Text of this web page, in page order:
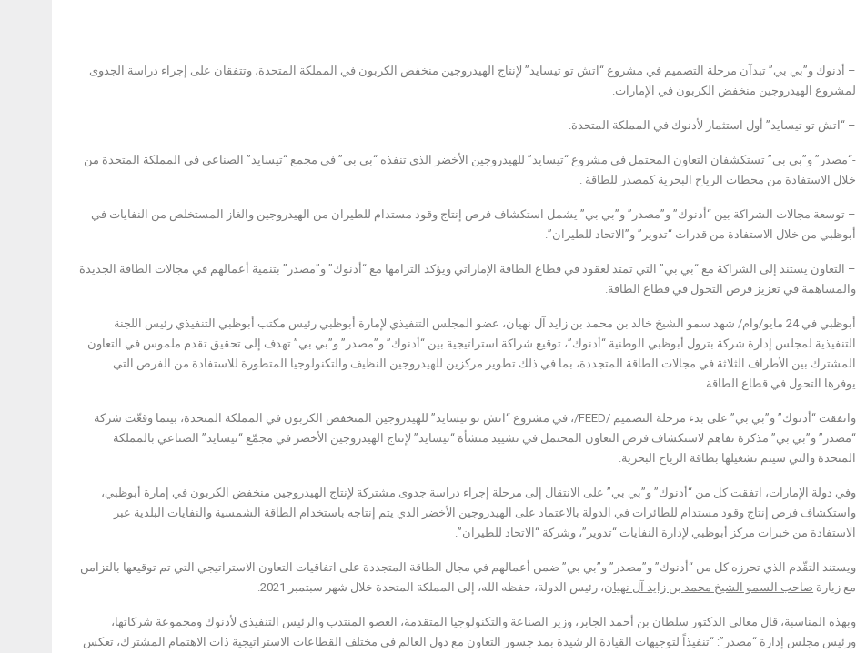
– أدنوك و”بي بي” تبدآن مرحلة التصميم في مشروع “اتش تو تيسايد” لإنتاج الهيدروجين منخفض الكربون في المملكة المتحدة، وتتفقان على إجراء دراسة الجدوى
لمشروع الهيدروجين منخفض الكربون في الإمارات.
– “اتش تو تيسايد” أول استثمار لأدنوك في المملكة المتحدة.
-“مصدر” و”بي بي” تستكشفان التعاون المحتمل في مشروع “تيسايد” للهيدروجين الأخضر الذي تنفذه “بي بي” في مجمع “تيسايد” الصناعي في المملكة المتحدة من
خلال الاستفادة من محطات الرياح البحرية كمصدر للطاقة .
– توسعة مجالات الشراكة بين “أدنوك” و”مصدر” و”بي بي” يشمل استكشاف فرص إنتاج وقود مستدام للطيران من الهيدروجين والغاز المستخلص من النفايات في
أبوظبي من خلال الاستفادة من قدرات “تدوير” و”الاتحاد للطيران”.
– التعاون يستند إلى الشراكة مع “بي بي” التي تمتد لعقود في قطاع الطاقة الإماراتي ويؤكد التزامها مع “أدنوك” و”مصدر” بتنمية أعمالهم في مجالات الطاقة الجديدة
والمساهمة في تعزيز فرص التحول في قطاع الطاقة.
أبوظبي في 24 مايو/وام/ شهد سمو الشيخ خالد بن محمد بن زايد آل نهيان، عضو المجلس التنفيذي لإمارة أبوظبي رئيس مكتب أبوظبي التنفيذي رئيس اللجنة
التنفيذية لمجلس إدارة شركة بترول أبوظبي الوطنية “أدنوك”، توقيع شراكة استراتيجية بين “أدنوك” و”مصدر” و”بي بي” تهدف إلى تحقيق تقدم ملموس في التعاون
المشترك بين الأطراف الثلاثة في مجالات الطاقة المتجددة، بما في ذلك تطوير مركزين للهيدروجين النظيف والتكنولوجيا المتطورة للاستفادة من الفرص التي
يوفرها التحول في قطاع الطاقة.
واتفقت “أدنوك” و”بي بي” على بدء مرحلة التصميم /FEED/، في مشروع “اتش تو تيسايد” للهيدروجين المنخفض الكربون في المملكة المتحدة، بينما وقعّت شركة
“مصدر” و”بي بي” مذكرة تفاهم لاستكشاف فرص التعاون المحتمل في تشييد منشأة “تيسايد” لإنتاج الهيدروجين الأخضر في مجمّع “تيسايد” الصناعي بالمملكة
المتحدة والتي سيتم تشغيلها بطاقة الرياح البحرية.
وفي دولة الإمارات، اتفقت كل من “أدنوك” و”بي بي” على الانتقال إلى مرحلة إجراء دراسة جدوى مشتركة لإنتاج الهيدروجين منخفض الكربون في إمارة أبوظبي،
واستكشاف فرص إنتاج وقود مستدام للطائرات في الدولة بالاعتماد على الهيدروجين الأخضر الذي يتم إنتاجه باستخدام الطاقة الشمسية والنفايات البلدية عبر
الاستفادة من خبرات مركز أبوظبي لإدارة النفايات “تدوير”، وشركة “الاتحاد للطيران”.
ويستند التقّدم الذي تحرزه كل من “أدنوك” و”مصدر” و”بي بي” ضمن أعمالهم في مجال الطاقة المتجددة على اتفاقيات التعاون الاستراتيجي التي تم توقيعها بالتزامن
مع زيارة صاحب السمو الشيخ محمد بن زايد آل نهيان، رئيس الدولة، حفظه الله، إلى المملكة المتحدة خلال شهر سبتمبر 2021.
وبهذه المناسبة، قال معالي الدكتور سلطان بن أحمد الجابر، وزير الصناعة والتكنولوجيا المتقدمة، العضو المنتدب والرئيس التنفيذي لأدنوك ومجموعة شركاتها،
ورئيس مجلس إدارة “مصدر”: “تنفيذاً لتوجيهات القيادة الرشيدة بمد جسور التعاون مع دول العالم في مختلف القطاعات الاستراتيجية ذات الاهتمام المشترك، تعكس